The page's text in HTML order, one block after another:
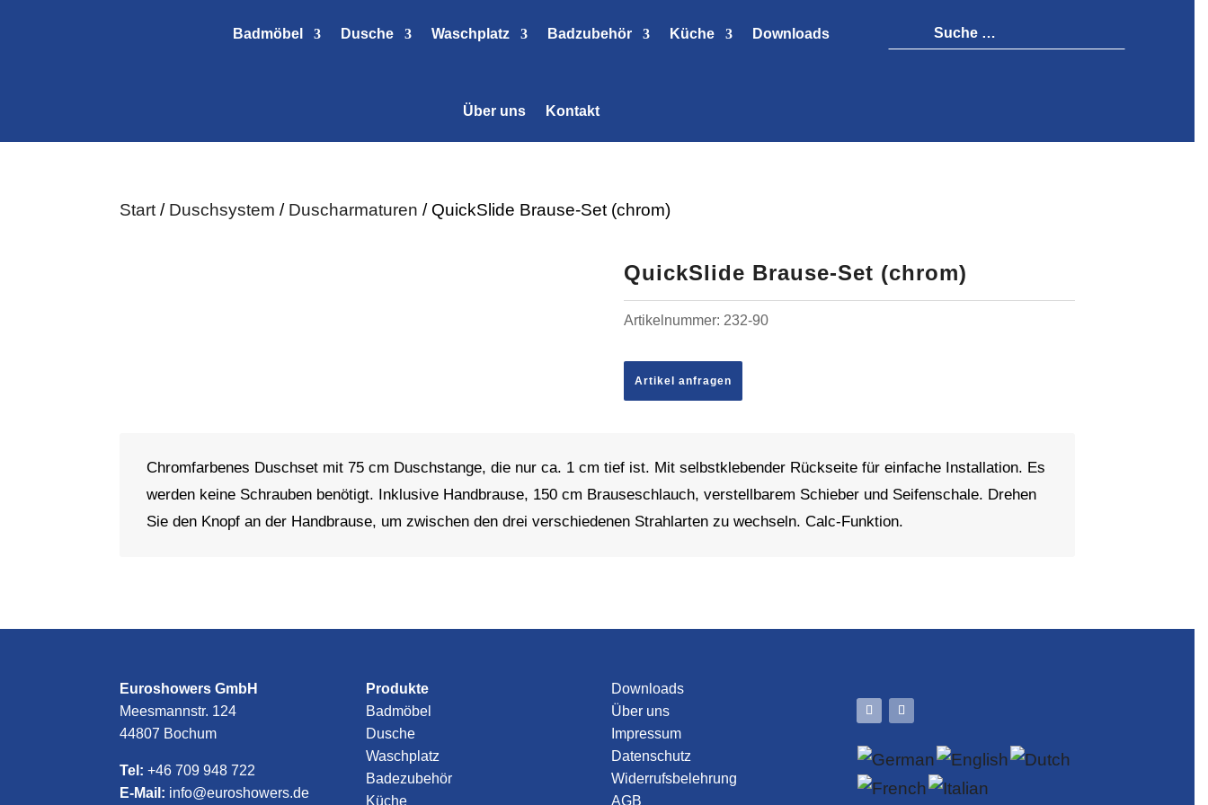
Badmöbel Dusche Waschplatz Badzubehör Küche Downloads
Über uns Kontakt
Start/ Duschsystem / Duscharmaturen / QuickSlide Brause-Set (chrom)
QuickSlide Brause-Set (chrom)
Artikelnummer: 232-90
Artikel anfragen
Chromfarbenes Duschset mit 75 cm Duschstange, die nur ca. 1 cm tief ist. Mit selbstklebender Rückseite für einfache Installation. Es
werden keine Schrauben benötigt. Inklusive Handbrause, 150 cm Brauseschlauch, verstellbarem Schieber und Seifenschale. Drehen
Sie den Knopf an der Handbrause, um zwischen den drei verschiedenen Strahlarten zu wechseln. Calc-Funktion.
Euroshowers GmbH
Meesmannstr. 124
44807 Bochum
Tel: +46 709 948 722
E-Mail: info@euroshowers.de
Produkte
Badmöbel
Dusche
Waschplatz
Badezubehör
Küche
Downloads
Über uns
Impressum
Datenschutz
Widerrufsbelehrung
AGB
an: info@euroshowers.de